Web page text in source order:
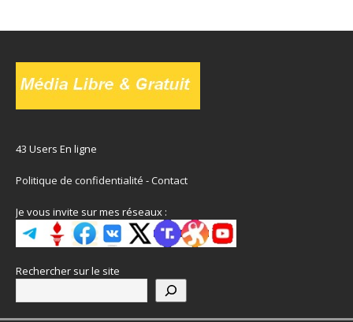
43 Users En ligne
Politique de confidentialité -Contact
Je vous invite sur mes réseaux :
Rechercher sur le site